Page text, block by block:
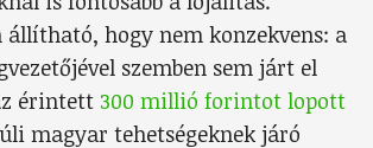
hogy nem konzekvens: a
szemben sem járt el
érintett 300 millió forintot lopott
magyar tehetségeknek járó